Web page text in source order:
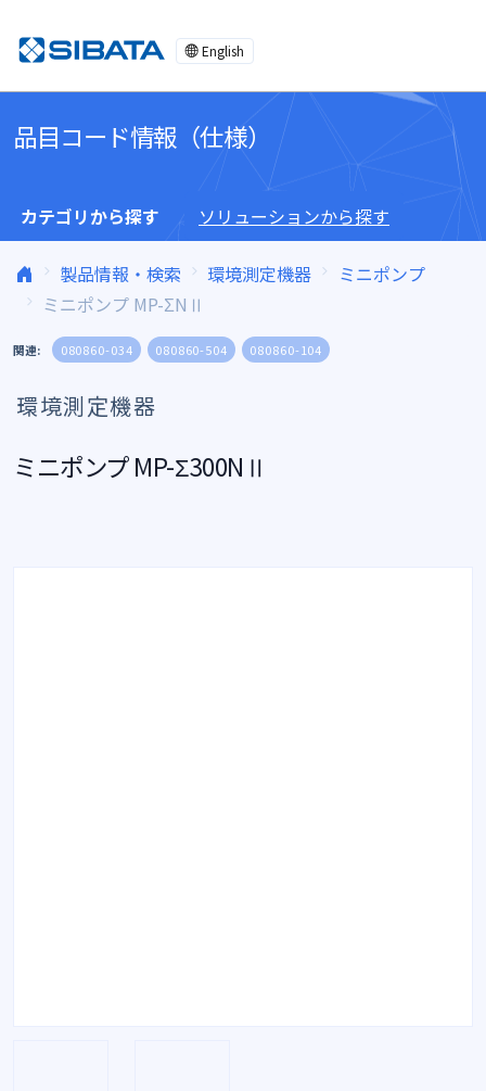
English
品目コード情報（仕様）
カテゴリから探す ソリューションから探す
製品情報・検索 環境測定機器
ミニポンプ
ミニポンプ MP-ΣNⅡ
関連: 080860-034 080860-504 080860-104
環境測定機器
ミニポンプ MP-Σ300NⅡ